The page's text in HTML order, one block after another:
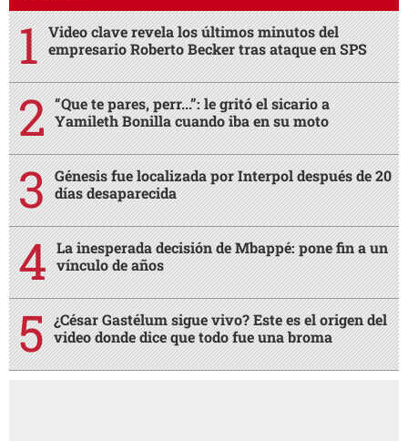
Video clave revela los últimos minutos del
empresario Roberto Becker tras ataque en SPS
“Que te pares, perr...”: le gritó el sicario a
Yamileth Bonilla cuando iba en su moto
Génesis fue localizada por Interpol después de 20
días desaparecida
La inesperada decisión de Mbappé: pone fin a un
vínculo de años
¿César Gastélum sigue vivo? Este es el origen del
video donde dice que todo fue una broma